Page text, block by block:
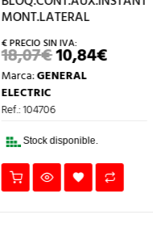
MONT.LATERAL
18,07€EL
PRECIO
ORIGINAL
18,07€.
10,84€EL
PRECIO
Marca:GENERAL
ELECTRIC
Ref.: 104706
Stock disponible.